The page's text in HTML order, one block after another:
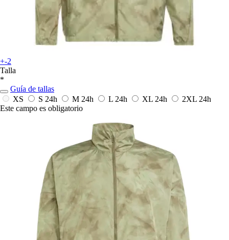
+-2
Talla
*
Guía de tallas
XS
S 24h M 24h L 24h XL 24h 2XL 24h
Este campo es obligatorio